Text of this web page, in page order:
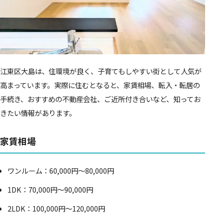
江東区大島は、住環境が良く、子育てもしやすい街として人気が
高まっています。実際に住むとなると、家賃相場、転入・転居の
手続き、おすすめの不動産会社、ご近所付き合いなど、知ってお
きたい情報があります。
家賃相場
ワンルーム：60,000円～80,000円
1DK：70,000円～90,000円
2LDK：100,000円～120,000円